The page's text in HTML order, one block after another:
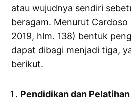
atau wujudnya sendiri
beragam. Menurut
2019, hlm. 138) bentuk
dapat dibagi menjadi tiga,
berikut.
Pendidikan dan Pelatihan